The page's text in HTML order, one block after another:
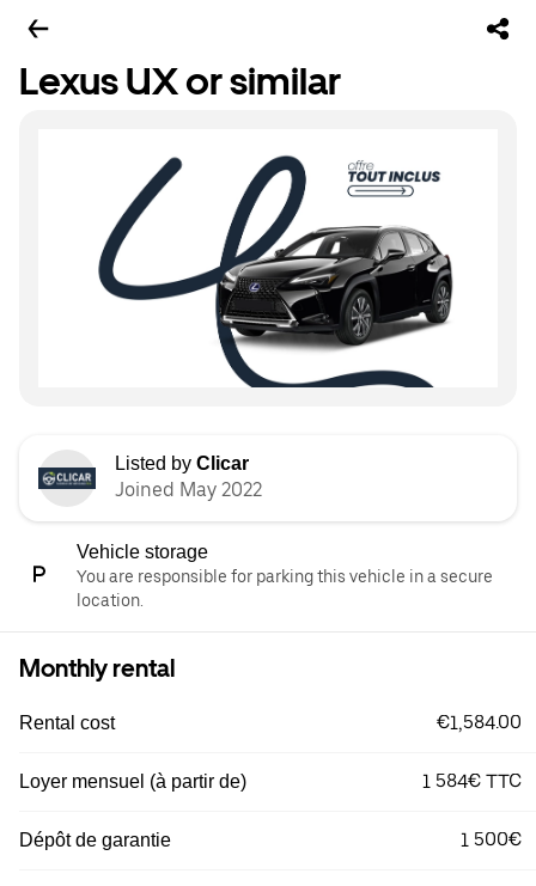
Lexus UX or similar
Listed by Clicar
Joined May 2022
Vehicle storage
You are responsible for parking this vehicle in a secure
location.
Monthly rental
Rental cost €1,584.00
Loyer mensuel (à partir de) 1 584€ TTC
Dépôt de garantie 1 500€